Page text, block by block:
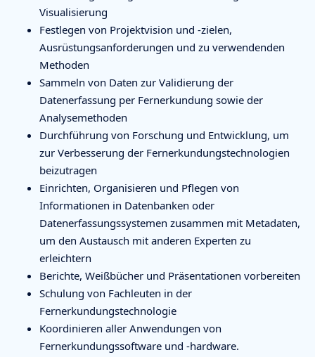
Visualisierung
Festlegen von Projektvision und -zielen,
Ausrüstungsanforderungen und zu verwendenden
Methoden
Sammeln von Daten zur Validierung der
Datenerfassung per Fernerkundung sowie der
Analysemethoden
Durchführung von Forschung und Entwicklung, um
zur Verbesserung der Fernerkundungstechnologien
beizutragen
Einrichten, Organisieren und Pflegen von
Informationen in Datenbanken oder
Datenerfassungssystemen zusammen mit Metadaten,
um den Austausch mit anderen Experten zu
erleichtern
Berichte, Weißbücher und Präsentationen vorbereiten
Schulung von Fachleuten in der
Fernerkundungstechnologie
Koordinieren aller Anwendungen von
Fernerkundungssoftware und -hardware.